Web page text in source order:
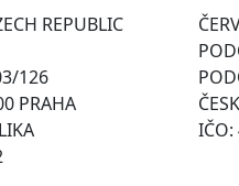
REPUBLIC
126
PRAHA
IČO: